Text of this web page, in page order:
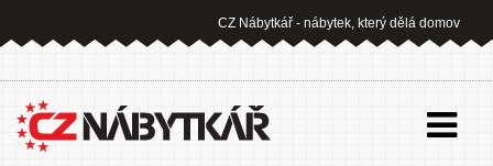
CZ Nábytkář - nábytek, který dělá domov